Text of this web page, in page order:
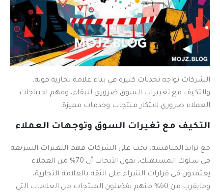
الشركات تواجه تحديات كثيرة في بناء علامة تجارية قوية،
والتكيف مع تغييرات السوق ضروري للبقاء، وفهم احتياجات
العملاء ضروري لابتكار منتجات وخدمات مميزة.
التكيف مع تغيرات السوق وتوجهات العملاء
مع تزايد المنافسة، يجب على الشركات فهم التغيرات السريعة
في سلوك المستهلك، تقول الأبحاث أن 70% من العملاء
يعتمدون في قرارات الشراء على الثقة بالعلامة التجارية،
ومايقرب من 60% منهم يفضلون المنتجات من العلامات التي